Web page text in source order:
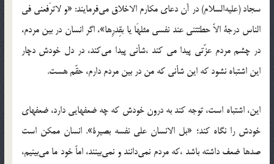
سجاد (علیه‌السلام) در آن دعای مکارم الاخلاق می‌فرمایند: «و لاترَفعنی فی
الناس درجة الاّ حطتتنی عند نفسی مثلهَا یا بقِدرِها»، اگر انسان در بین مردم،
در چشم مردم عزّتی پیدا می کند ،شأنی پیدا می‌کند، در دل خودش دچار
این اشتباه نشود که این شأنی که من در بین مردم دارم، حقّم هست.
این، اشتباه است، توجه کند به درون خودش که چه ضعفهایی دارد، ضعفهای
خودش را نگاه کند؛ «بل الانسان علی نفسه بصیرة». انسان ممکن است
صدها ضعف داشته باشد ،که مردم نمی‌دانند و نمی‌بینند، اماّ خود ما می‌بینیم،